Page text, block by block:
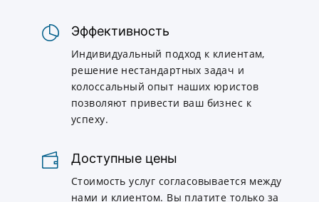
Эффективность
Индивидуальный подход к клиентам,
решение нестандартных задач и
колоссальный опыт наших юристов
позволяют привести ваш бизнес к
успеху.
Доступные цены
Стоимость услуг согласовывается между
нами и клиентом. Вы платите только за